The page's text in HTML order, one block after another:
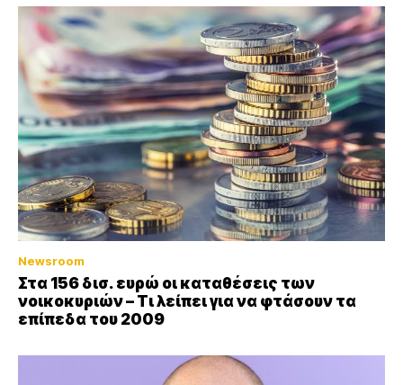
Newsroom
Στα 156 δισ. ευρώ οι καταθέσεις των
νοικοκυριών – Τι λείπει για να φτάσουν τα
επίπεδα του 2009